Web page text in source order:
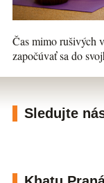
Čas mimo rušivých
započúvať sa do
Sledujte